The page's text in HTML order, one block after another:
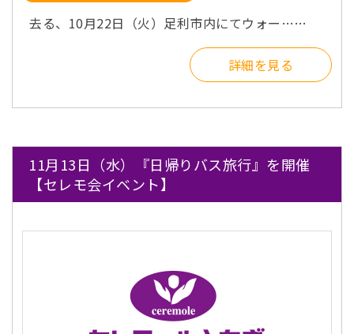
去る、10月22日（火）足利市内にてウォー……
詳細を見る
11月13日（水）『日帰りバス旅行』を開催
【セレモ会イベント】